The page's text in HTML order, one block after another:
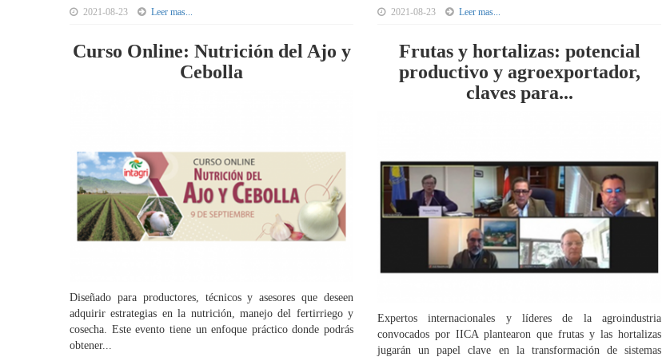
2021-08-23 Leer mas... 2021-08-23 Leer mas...
Curso Online: Nutrición del Ajo y
Cebolla
Diseñado para productores, técnicos y asesores que deseen
adquirir estrategias en la nutrición, manejo del fertirriego y
cosecha. Este evento tiene un enfoque práctico donde podrás
obtener...
Frutas y hortalizas: potencial
productivo y agroexportador,
claves para...
Expertos internacionales y líderes de la agroindustria
convocados por IICA plantearon que frutas y las hortalizas
jugarán un papel clave en la transformación de sistemas